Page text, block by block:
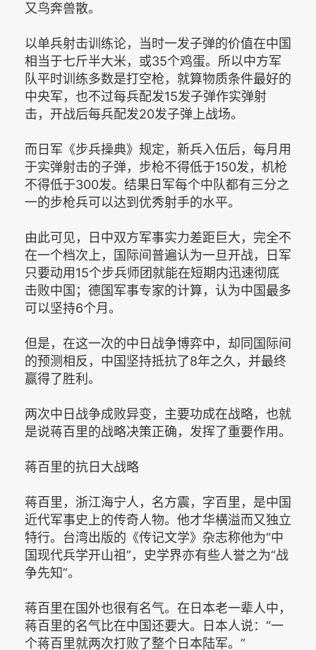
又鸟奔兽散。
以单兵射击训练论，当时一发子弹的价值在中国
相当于七斤半大米，或35个鸡蛋。所以中方军
队平时训练多数是打空枪，就算物质条件最好的
中央军，也不过每兵配发15发子弹作实弹射
击，开战后每兵配发20发子弹上战场。
而日军《步兵操典》规定，新兵入伍后，每月用
于实弹射击的子弹，步枪不得低于150发，机枪
不得低于300发。结果日军每个中队都有三分之
一的步枪兵可以达到优秀射手的水平。
由此可见，日中双方军事实力差距巨大，完全不
在一个档次上，国际间普遍认为一旦开战，日军
只要动用15个步兵师团就能在短期内迅速彻底
击败中国；德国军事专家的计算，认为中国最多
可以坚持6个月。
但是，在这一次的中日战争博弈中，却同国际间
的预测相反，中国坚持抵抗了8年之久，并最终
赢得了胜利。
两次中日战争成败异变，主要功成在战略，也就
是说蒋百里的战略决策正确，发挥了重要作用。
蒋百里的抗日大战略
蒋百里，浙江海宁人，名方震，字百里，是中国
近代军事史上的传奇人物。他才华横溢而又独立
特行。台湾出版的《传记文学》杂志称他为“中
国现代兵学开山祖”，史学界亦有些人誉之为“战
争先知”。
蒋百里在国外也很有名气。在日本老一辈人中，
蒋百里的名气比在中国还要大。日本人说：“一
个蒋百里就两次打败了整个日本陆军。”